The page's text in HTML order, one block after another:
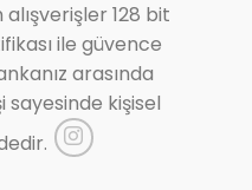
128 bit
ile güvence
arasında
sayesinde kişisel